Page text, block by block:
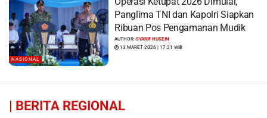
NASIONAL
Panglima TNI dan Kapolri Siapkan
Ribuan Pos Pengamanan Mudik
AUTHOR:SYARIF HUSEIN
13 MARET 2026 | 17:21 WIB
| BERITA REGIONAL